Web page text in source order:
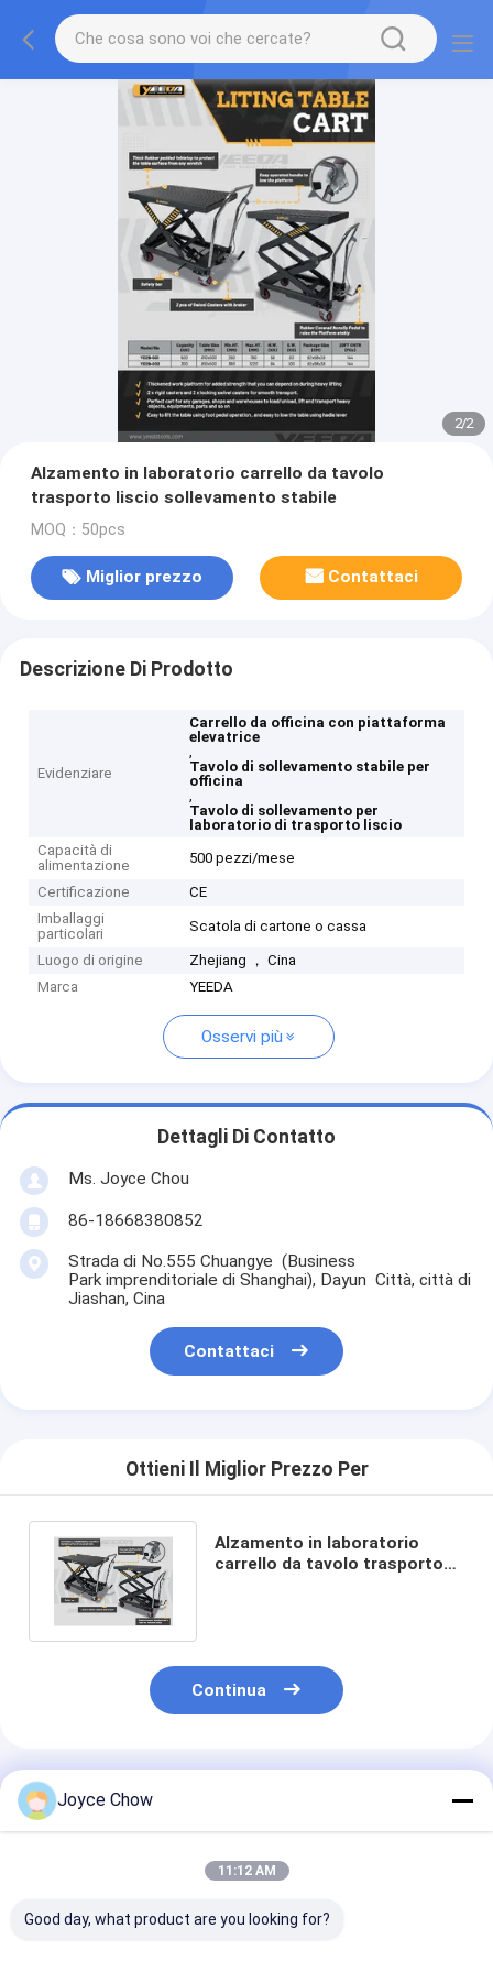
2/2
Alzamento in laboratorio carrello da tavolo
trasporto liscio sollevamento stabile
MOQ：50pcs
Miglior prezzo Contattaci
Descrizione Di Prodotto
Evidenziare
Carrello da officina con piattaforma
elevatrice
,
Tavolo di sollevamento stabile per
officina
,
Tavolo di sollevamento per
laboratorio di trasporto liscio
Capacità di
alimentazione
500 pezzi/mese
Certificazione
CE
Imballaggi
particolari
Scatola di cartone o cassa
Luogo di origine
Zhejiang ， Cina
Marca
YEEDA
Osservi più
Dettagli Di Contatto
Ms. Joyce Chou
86-18668380852
Strada di No.555 Chuangye (Business
Park imprenditoriale di Shanghai), Dayun Città, città di
Jiashan, Cina
Contattaci
Ottieni Il Miglior Prezzo Per
Alzamento in laboratorio
carrello da tavolo trasporto
Continua
Prodotti Raccomandati
Joyce Chow
11:12 AM
Good day, what product are you looking for?